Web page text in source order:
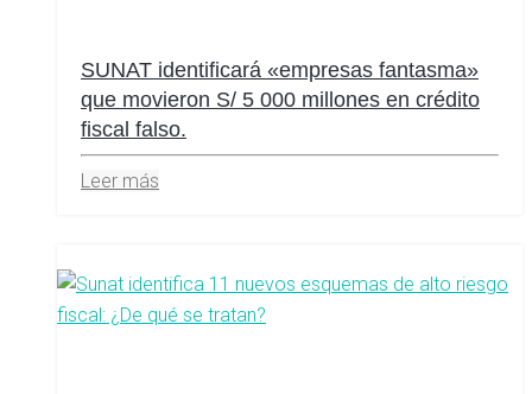
SUNAT identificará «empresas fantasma»
que movieron S/ 5 000 millones en crédito
fiscal falso.
Leer más